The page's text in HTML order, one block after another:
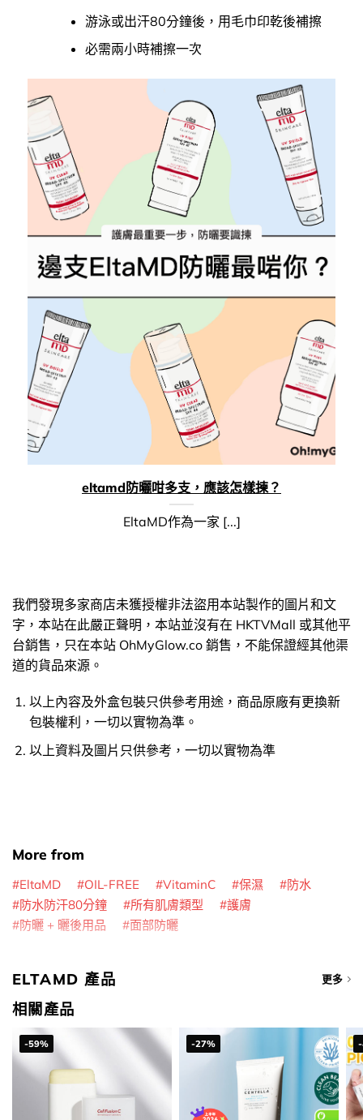
游泳或出汗80分鐘後，用毛巾印乾後補擦
必需兩小時補擦一次
eltamd防曬咁多支，應該怎樣揀？
EltaMD作為一家 [...]
我們發現多家商店未獲授權非法盜用本站製作的圖片和文
字，本站在此嚴正聲明，本站並沒有在 HKTVMall 或其他平
台銷售，只在本站 OhMyGlow.co 銷售，不能保證經其他渠
道的貨品來源。
以上內容及外盒包裝只供參考用途，商品原廠有更換新
包裝權利，一切以實物為準。
以上資料及圖片只供參考，一切以實物為準
More from
EltaMD OIL-FREE VitaminC 保濕
防水
防水防汗80分鐘
所有肌膚類型
護膚
防曬 + 曬後用品
面部防曬
ELTAMD 產品 更多
相關產品
-59% -27%